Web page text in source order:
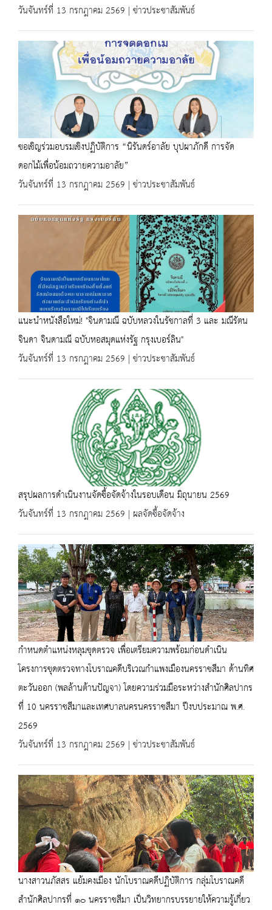
วันจันทร์ที่ 13 กรกฎาคม 2569 | ข่าวประชาสัมพันธ์
ขอเชิญร่วมอบรมเชิงปฏิบัติการ “นิรันดร์อาลัย บุปผาภักดี การจัด
ดอกไม้เพื่อน้อมถวายความอาลัย”
วันจันทร์ที่ 13 กรกฎาคม 2569 | ข่าวประชาสัมพันธ์
แนะนำหนังสือใหม่! "จินดามณี ฉบับหลวงในรัชกาลที่ 3 และ มณีรัตน
จินดา จินดามณี ฉบับหอสมุดแห่งรัฐ กรุงเบอร์ลิน"
วันจันทร์ที่ 13 กรกฎาคม 2569 | ข่าวประชาสัมพันธ์
สรุปผลการดำเนินงานจัดซื้อจัดจ้างในรอบเดือน มิถุนายน 2569
วันจันทร์ที่ 13 กรกฎาคม 2569 | ผลจัดซื้อจัดจ้าง
กำหนดตำแหน่งหลุมขุดตรวจ เพื่อเตรียมความพร้อมก่อนดำเนิน
โครงการขุดตรวจทางโบราณคดีบริเวณกำแพงเมืองนครราชสีมา ด้านทิศ
ตะวันออก (พลล้านต้านปัญจา) โดยความร่วมมือระหว่างสำนักศิลปากร
ที่ 10 นครราชสีมาและเทศบาลนครนครราชสีมา ปีงบประมาณ พ.ศ.
2569
วันจันทร์ที่ 13 กรกฎาคม 2569 | ข่าวประชาสัมพันธ์
นางสาวนภัสสร แย้มคงเมือง นักโบราณคดีปฏิบัติการ กลุ่มโบราณคดี
สำนักศิลปากรที่ ๑๐ นครราชสีมา เป็นวิทยากรบรรยายให้ความรู้เกี่ยว